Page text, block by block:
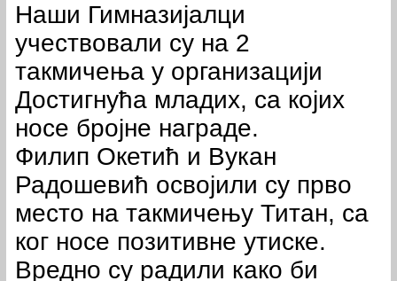
Наши Гимназијалци
учествовали су на 2
такмичења у организацији
Достигнућа младих, са којих
носе бројне награде.
Филип Окетић и Вукан
Радошевић освојили су прво
место на такмичењу Титан, са
ког носе позитивне утиске.
Вредно су радили како би